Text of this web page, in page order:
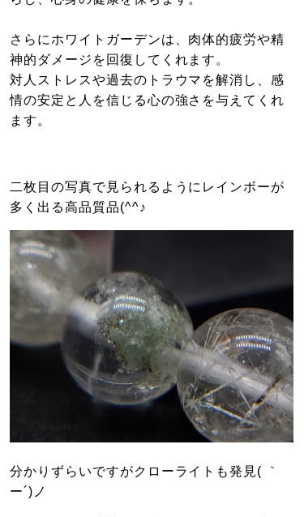
さらにホワイトガーデンは、肉体的疲労や精
神的ダメージを回復してくれます。
対人ストレスや過去のトラウマを解消し、感
情の安定と人を信じる心の強さを与えてくれ
ます。
二枚目の写真で見られるようにレインボーが
多く出る高品質品(^^♪
分かりずらいですがクローライトも発見( ｀
ー´)ノ